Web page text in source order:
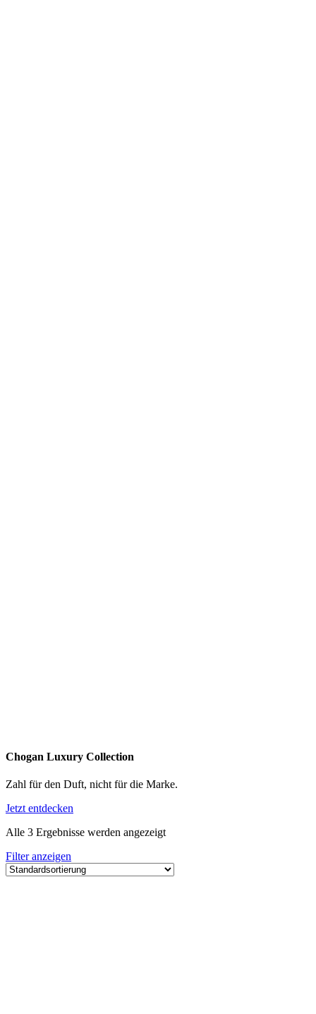
Chogan Luxury Collection
Zahl für den Duft, nicht für die Marke.
Jetzt entdecken
Alle 3 Ergebnisse werden angezeigt
Filter anzeigen